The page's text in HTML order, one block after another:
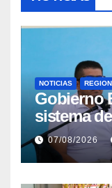
NOTICIAS
Gobierno
sistema
la
Mora
07/08/2026